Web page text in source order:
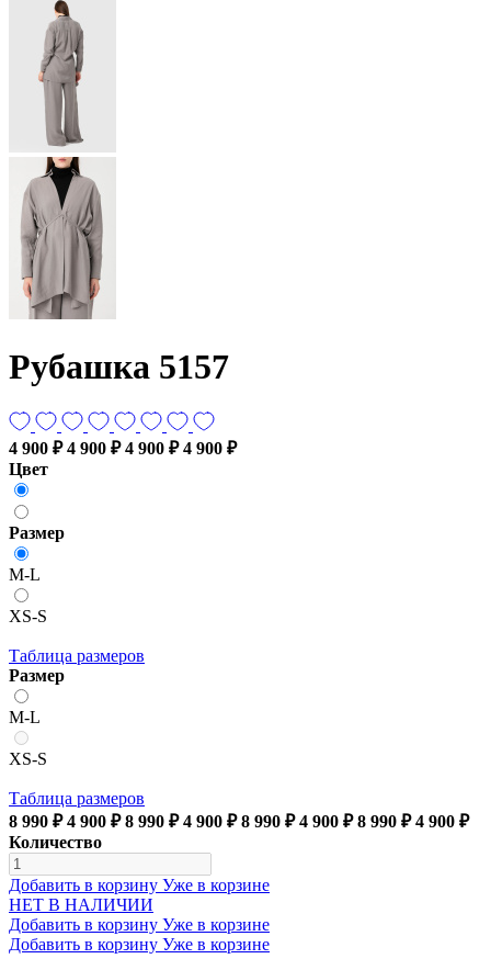
Рубашка 5157
4 900 ₽ 4 900 ₽ 4 900 ₽ 4 900 ₽
Цвет
Размер
M-L
XS-S
Таблица размеров
Размер
M-L
XS-S
Таблица размеров
8 990 ₽ 4 900 ₽ 8 990 ₽ 4 900 ₽ 8 990 ₽ 4 900 ₽ 8 990 ₽ 4 900 ₽
Количество
Добавить в корзину Уже в корзине
НЕТ В НАЛИЧИИ
Добавить в корзину Уже в корзине
Добавить в корзину Уже в корзине